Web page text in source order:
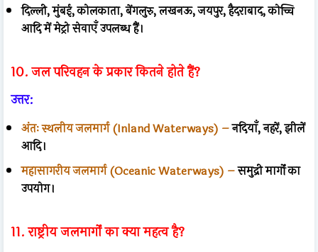
दिल्ली, मुंबई, कोलकाता, बेंगलुरु, लखनऊ, जयपुर, हैदराबाद, कोच्चि
आदि में मेट्रो सेवाएँ उपलब्ध हैं।
10. जल परिवहन के प्रकार कितने होते हैं?
उत्तर:
अंतः स्थलीय जलमार्ग (Inland Waterways) –नदियाँ, नहरें, झीलें
आदि।
महासागरीय जलमार्ग (Oceanic Waterways) –समुद्री मार्गों का
उपयोग।
11. राष्ट्रीय जलमार्गों का क्या महत्व है?